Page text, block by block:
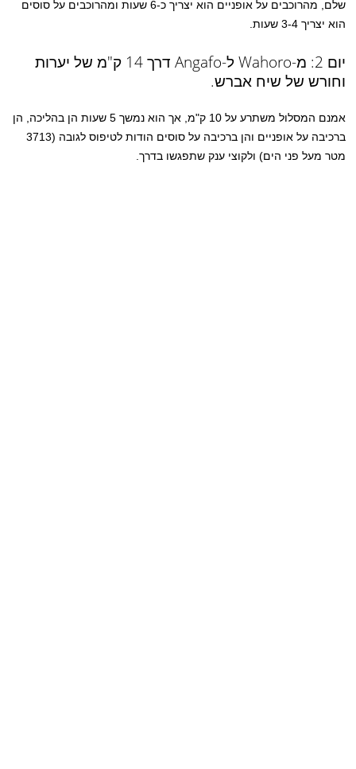
שלם, מהרוכבים על אופניים הוא יצריך כ-6 שעות ומהרוכבים על סוסים
הוא יצריך 3-4 שעות.
יום 2: מ-Wahoro ל-Angafo דרך 14 ק"מ של יערות
וחורש של שיח אברש.
אמנם המסלול משתרע על 10 ק"מ, אך הוא נמשך 5 שעות הן בהליכה, הן
ברכיבה על אופניים והן ברכיבה על סוסים הודות לטיפוס לגובה (3713
מטר מעל פני הים) ולקוצי ענק שתפגשו בדרך.